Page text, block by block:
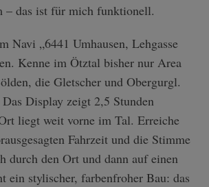
– das ist für mich funktionell.
Navi „6441 Umhausen, Lehgasse
Kenne im Ötztal bisher nur Area
die Gletscher und Obergurgl.
Display zeigt 2,5 Stunden
liegt weit vorne im Tal. Erreiche
Fahrzeit und die Stimme
durch den Ort und dann auf einen
ein stylischer, farbenfroher Bau: das